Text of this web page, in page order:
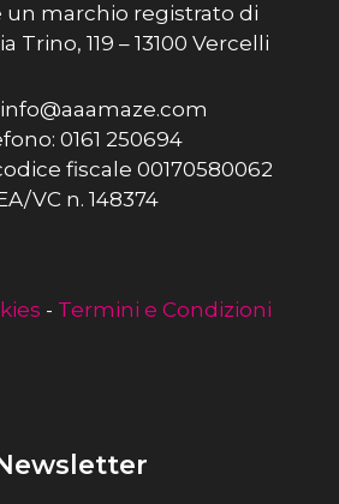
un marchio registrato di
Trino, 119 – 13100 Vercelli
0161 250694
fiscale 00170580062
VC n. 148374
- Termini e Condizioni